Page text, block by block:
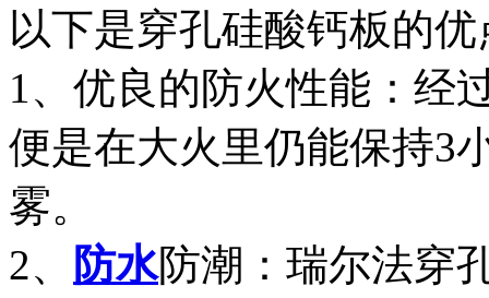
以下是穿孔硅酸钙板的优
1、优良的防火性能：经
便是在大火里仍能保持3
雾。
2、
防水防潮：瑞尔法穿